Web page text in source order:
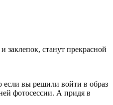
заклепок, станут прекрасной
если вы решили войти в образ
фотосессии. А придя в